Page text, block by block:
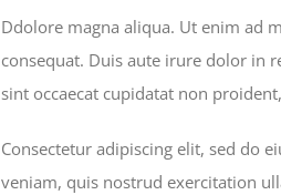
Ddolore magna aliqua. Ut enim ad
consequat. Duis aute irure dolor in
sint occaecat cupidatat non
Consectetur adipiscing elit, sed do
veniam, quis nostrud exercitation